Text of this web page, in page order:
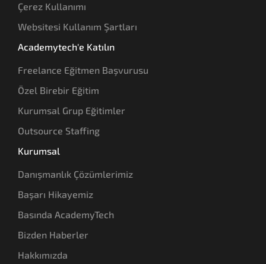
Çerez Kullanımı
Websitesi Kullanım Şartları
Academytech'e Katılın
Freelance Eğitmen Başvurusu
Özel Birebir Eğitim
Kurumsal Grup Eğitimler
Outsource Staffing
Kurumsal
Danışmanlık Çözümlerimiz
Başarı Hikayemiz
Basında AcademyTech
Bizden Haberler
Hakkımızda